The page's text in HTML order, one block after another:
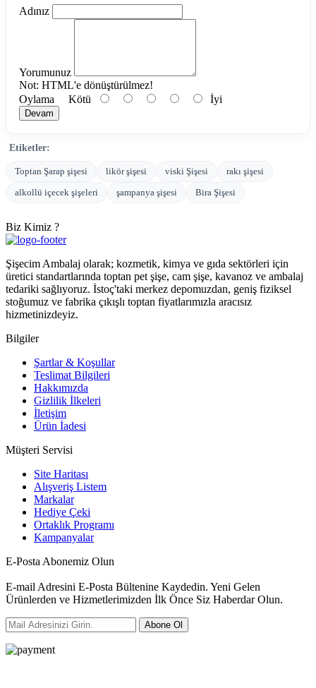
Adınız
Yorumunuz
Not: HTML'e dönüştürülmez!
Oylama Kötü İyi
Devam
Etiketler:
Toptan Şarap şişesi likör şişesi viski Şişesi
rakı şişesi
alkollü içecek şişeleri
şampanya şişesi Bira Şişesi
Biz Kimiz ?
Şişecim Ambalaj olarak; kozmetik, kimya ve gıda sektörleri için
üretici standartlarında toptan pet şişe, cam şişe, kavanoz ve ambalaj
tedariki sağlıyoruz. İstoç'taki merkez depomuzdan, geniş fiziksel
stoğumuz ve fabrika çıkışlı toptan fiyatlarımızla aracısız
hizmetinizdeyiz.
Bilgiler
Şartlar & Koşullar
Teslimat Bilgileri
Hakkımızda
Gizlilik İlkeleri
İletişim
Ürün İadesi
Müşteri Servisi
Site Haritası
Alışveriş Listem
Markalar
Hediye Çeki
Ortaklık Programı
Kampanyalar
E-Posta Abonemiz Olun
E-mail Adresini E-Posta Bültenine Kaydedin. Yeni Gelen
Ürünlerden ve Hizmetlerimizden İlk Önce Siz Haberdar Olun.
Abone Ol